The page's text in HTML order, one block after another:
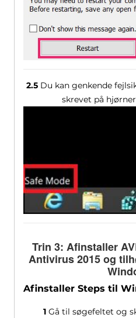
2.5 Du kan genkende
skrevet på
Trin 3: Afinstaller
Antivirus 2015 og
Afinstaller Steps til
1Gå til søgefeltet og